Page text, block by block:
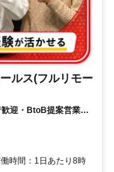
ルス(フルリモー
歓迎・BtoB提案営業で
時間：1日あたり8時